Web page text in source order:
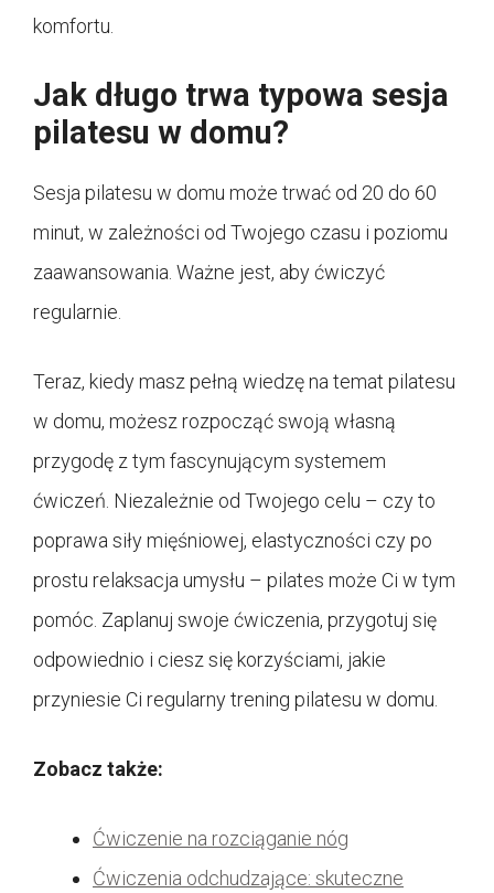
komfortu.
Jak długo trwa typowa sesja
pilatesu w domu?
Sesja pilatesu w domu może trwać od 20 do 60
minut, w zależności od Twojego czasu i poziomu
zaawansowania. Ważne jest, aby ćwiczyć
regularnie.
Teraz, kiedy masz pełną wiedzę na temat pilatesu
w domu, możesz rozpocząć swoją własną
przygodę z tym fascynującym systemem
ćwiczeń. Niezależnie od Twojego celu – czy to
poprawa siły mięśniowej, elastyczności czy po
prostu relaksacja umysłu – pilates może Ci w tym
pomóc. Zaplanuj swoje ćwiczenia, przygotuj się
odpowiednio i ciesz się korzyściami, jakie
przyniesie Ci regularny trening pilatesu w domu.
Zobacz także:
Ćwiczenie na rozciąganie nóg
Ćwiczenia odchudzające: skuteczne